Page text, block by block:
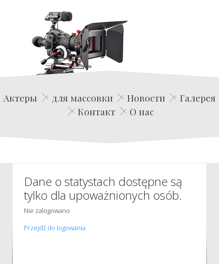
Edwin Film Agencja Aktorska
Актеры для массовки Новости
Галерея
Контакт
О нас
Dane o statystach dostępne są
tylko dla upoważnionych osób.
Nie zalogowano
Przejdź do logowania